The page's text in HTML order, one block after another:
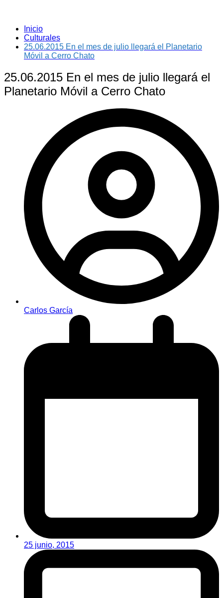
Inicio
Culturales
25.06.2015 En el mes de julio llegará el Planetario
Móvil a Cerro Chato
25.06.2015 En el mes de julio llegará el
Planetario Móvil a Cerro Chato
Carlos García
25 junio, 2015